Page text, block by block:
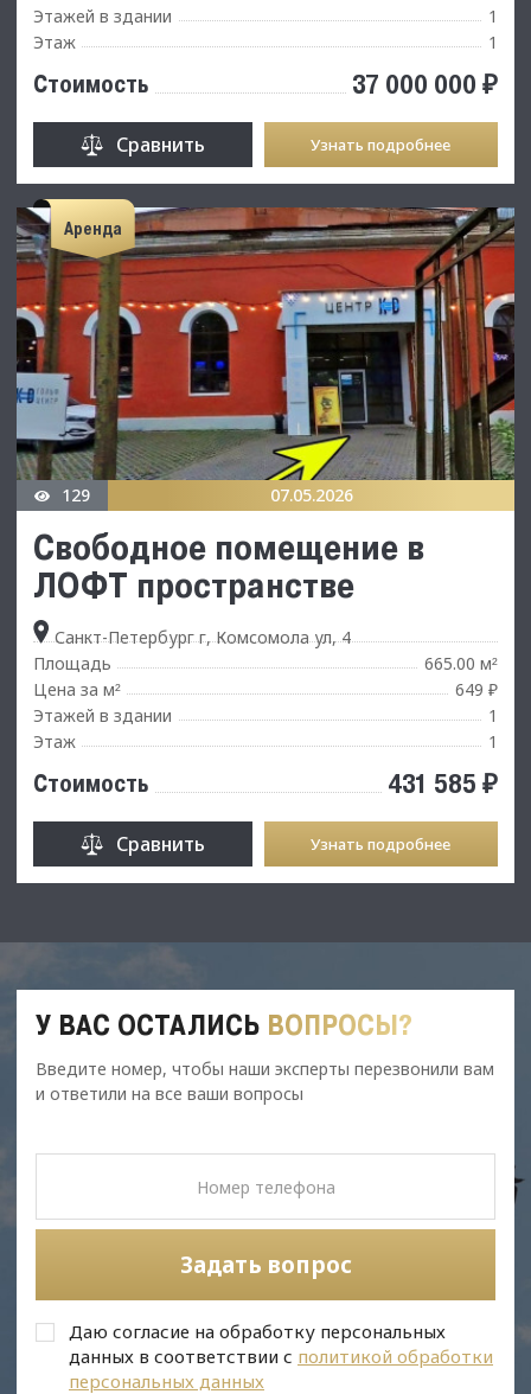
Этажей в здании
1
Этаж
1
Стоимость 37 000 000 ₽
Сравнить Узнать подробнее
Аренда
129 07.05.2026
Свободное помещение в
ЛОФТ пространстве
Санкт-Петербург г, Комсомола ул, 4
Площадь
665.00 м²
Цена за м²
649 ₽
Этажей в здании
1
Этаж
1
Стоимость 431 585 ₽
Сравнить Узнать подробнее
У ВАС ОСТАЛИСЬ ВОПРОСЫ?
Введите номер, чтобы наши эксперты перезвонили вам
и ответили на все ваши вопросы
Задать вопрос
Даю согласие на обработку персональных
данных в соответствии с политикой обработки
персональных данных